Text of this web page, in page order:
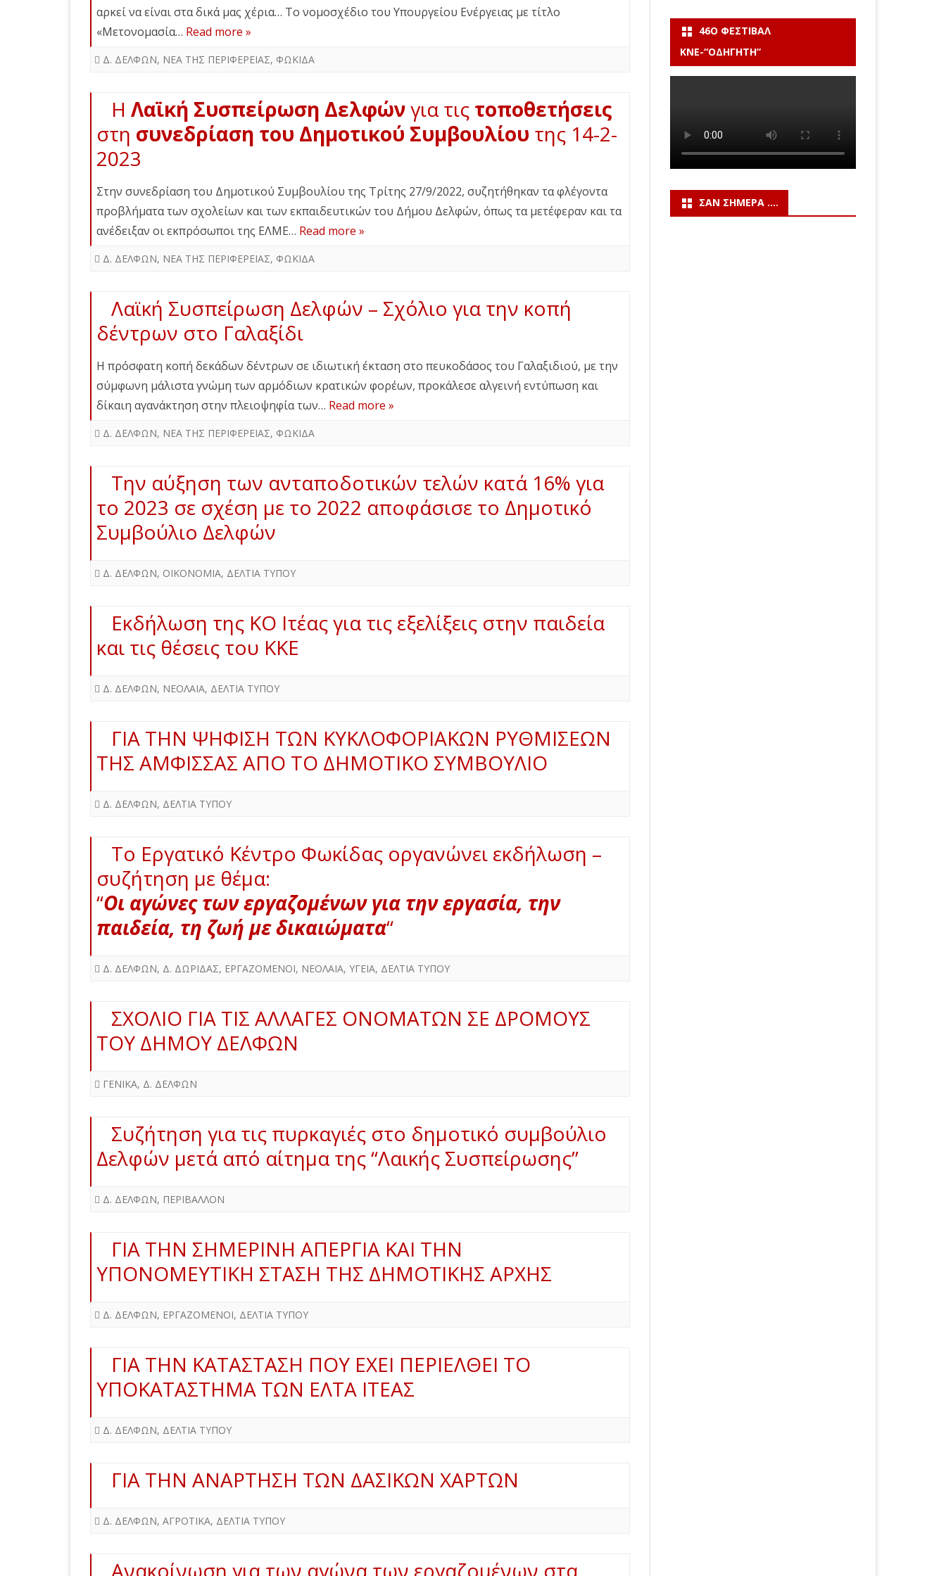
Δ. ΣΚΥΡΟΥ
Δ. ΜΩΛΟΥ-ΑΓ.ΚΩΝ/ΝΟΥ
ΠΕΡΙΒΑΛΛΟΝ
ΕΥΡΩΠΑΪΚΗ ΕΝΩΣΗ
ΠΡΟΣΦΑΤΗ ΙΣΤΟΡΙΑ
αρκεί να είναι στα δικά μας χέρια… Το νομοσχέδιο του Υπουργείου Ενέργειας με τίτλο
«Μετονομασία… Read more »
Δ. ΔΕΛΦΩΝ, ΝΕΑ ΤΗΣ ΠΕΡΙΦΕΡΕΙΑΣ, ΦΩΚΙΔΑ
Η Λαϊκή Συσπείρωση Δελφώνγια τις τοποθετήσεις
στη συνεδρίαση του Δημοτικού Συμβουλίου της 14-2-
2023
Στην συνεδρίαση του Δημοτικού Συμβουλίου της Τρίτης 27/9/2022, συζητήθηκαν τα φλέγοντα
προβλήματα των σχολείων και των εκπαιδευτικών του Δήμου Δελφών, όπως τα μετέφεραν και τα
ανέδειξαν οι εκπρόσωποι της ΕΛΜΕ… Read more »
Δ. ΔΕΛΦΩΝ, ΝΕΑ ΤΗΣ ΠΕΡΙΦΕΡΕΙΑΣ, ΦΩΚΙΔΑ
Λαϊκή Συσπείρωση Δελφών – Σχόλιο για την κοπή
δέντρων στο Γαλαξίδι
Η πρόσφατη κοπή δεκάδων δέντρων σε ιδιωτική έκταση στο πευκοδάσος του Γαλαξιδιού, με την
σύμφωνη μάλιστα γνώμη των αρμόδιων κρατικών φορέων, προκάλεσε αλγεινή εντύπωση και
δίκαιη αγανάκτηση στην πλειοψηφία των… Read more »
Δ. ΔΕΛΦΩΝ, ΝΕΑ ΤΗΣ ΠΕΡΙΦΕΡΕΙΑΣ, ΦΩΚΙΔΑ
Την αύξηση των ανταποδοτικών τελών κατά 16% για
το 2023 σε σχέση με το 2022 αποφάσισε το Δημοτικό
Συμβούλιο Δελφών
Δ. ΔΕΛΦΩΝ, ΟΙΚΟΝΟΜΙΑ, ΔΕΛΤΙΑ ΤΥΠΟΥ
Εκδήλωση της ΚΟ Ιτέας για τις εξελίξεις στην παιδεία
και τις θέσεις του ΚΚΕ
Δ. ΔΕΛΦΩΝ, ΝΕΟΛΑΙΑ, ΔΕΛΤΙΑ ΤΥΠΟΥ
ΓΙΑ ΤΗΝ ΨΗΦΙΣΗ ΤΩΝ ΚΥΚΛΟΦΟΡΙΑΚΩΝ ΡΥΘΜΙΣΕΩΝ
ΤΗΣ ΑΜΦΙΣΣΑΣ ΑΠΟ ΤΟ ΔΗΜΟΤΙΚΟ ΣΥΜΒΟΥΛΙΟ
Δ. ΔΕΛΦΩΝ, ΔΕΛΤΙΑ ΤΥΠΟΥ
Το Εργατικό Κέντρο Φωκίδας οργανώνει εκδήλωση –
συζήτηση με θέμα:
“Οι αγώνες των εργαζομένων για την εργασία, την
παιδεία, τη ζωή με δικαιώματα“
Δ. ΔΕΛΦΩΝ, Δ. ΔΩΡΙΔΑΣ, ΕΡΓΑΖΟΜΕΝΟΙ, ΝΕΟΛΑΙΑ, ΥΓΕΙΑ, ΔΕΛΤΙΑ ΤΥΠΟΥ
ΣΧΟΛΙΟ ΓΙΑ ΤΙΣ ΑΛΛΑΓΕΣ ΟΝΟΜΑΤΩΝ ΣΕ ΔΡΟΜΟΥΣ
ΤΟΥ ΔΗΜΟΥ ΔΕΛΦΩΝ
ΓΕΝΙΚΑ, Δ. ΔΕΛΦΩΝ
Συζήτηση για τις πυρκαγιές στο δημοτικό συμβούλιο
Δελφών μετά από αίτημα της “Λαικής Συσπείρωσης”
Δ. ΔΕΛΦΩΝ, ΠΕΡΙΒΑΛΛΟΝ
ΓΙΑ ΤΗΝ ΣΗΜΕΡΙΝΗ ΑΠΕΡΓΙΑ ΚΑΙ ΤΗΝ
ΥΠΟΝΟΜΕΥΤΙΚΗ ΣΤΑΣΗ ΤΗΣ ΔΗΜΟΤΙΚΗΣ ΑΡΧΗΣ
Δ. ΔΕΛΦΩΝ, ΕΡΓΑΖΟΜΕΝΟΙ, ΔΕΛΤΙΑ ΤΥΠΟΥ
ΓΙΑ ΤΗΝ ΚΑΤΑΣΤΑΣΗ ΠΟΥ ΕΧΕΙ ΠΕΡΙΕΛΘΕΙ ΤΟ
ΥΠΟΚΑΤΑΣΤΗΜΑ ΤΩΝ ΕΛΤΑ ΙΤΕΑΣ
Δ. ΔΕΛΦΩΝ, ΔΕΛΤΙΑ ΤΥΠΟΥ
ΓΙΑ ΤΗΝ ΑΝΑΡΤΗΣΗ ΤΩΝ ΔΑΣΙΚΩΝ ΧΑΡΤΩΝ
Δ. ΔΕΛΦΩΝ, ΑΓΡΟΤΙΚΑ, ΔΕΛΤΙΑ ΤΥΠΟΥ
Ανακοίνωση για των αγώνα των εργαζομένων στα
46Ο ΦΕΣΤΙΒΆΛ
ΚΝΕ-“ΟΔΗΓΗΤΗ”
ΣΑΝ ΣΉΜΕΡΑ ….